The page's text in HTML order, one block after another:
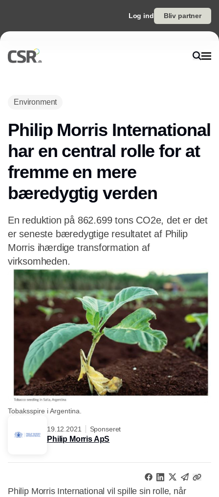
Log ind Bliv partner
Environment
Philip Morris International
har en central rolle for at
fremme en mere
bæredygtig verden
En reduktion på 862.699 tons CO2e, det er det
er seneste bæredygtige resultatet af Philip
Morris ihærdige transformation af
virksomheden.
Tobaksspire i Argentina.
19.12.2021 Sponseret
Philip Morris ApS
Philip Morris International vil spille sin rolle, når